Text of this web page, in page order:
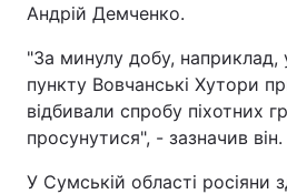
Андрій Демченко.
"За минулу добу,
пункту Вовчанські Хутори
відбивали спробу піхотних
просунутися", - зазначив він.
У Сумській області росіяни